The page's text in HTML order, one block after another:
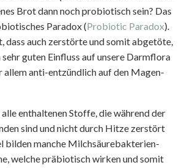
Brot dann noch probiotisch sein? Das
Paradox (Probiotic Paradox).
dass auch zerstörte und somit abgetöte,
guten Einfluss auf unsere Darmflora
allem anti-entzündlich auf den Magen-
enthaltenen Stoffe, die während der
sind und nicht durch Hitze zerstört
bilden manche Milchsäurebakterien-
welche präbiotisch wirken und somit